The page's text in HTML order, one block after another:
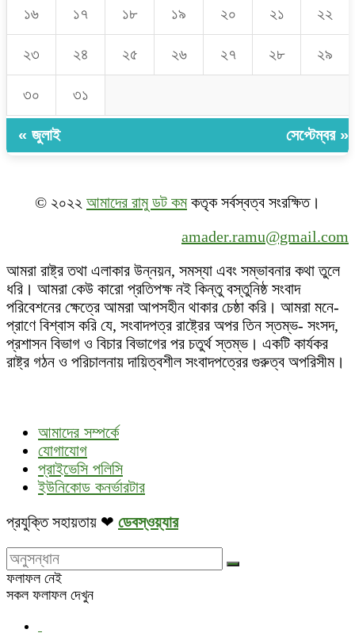
১৬ ১৭ ১৮ ১৯ ২০ ২১ ২২
২৩ ২৪ ২৫ ২৬ ২৭ ২৮ ২৯
৩০ ৩১
« জুলাই সেপ্টেম্বর »
© ২০২২ আমাদের রামু ডট কমকতৃক সর্বস্বত্ব সংরক্ষিত।
amader.ramu@gmail.com
আমরা রাষ্ট্র তথা এলাকার উন্নয়ন, সমস্যা এবং সম্ভাবনার কথা তুলে
ধরি। আমরা কেউ কারো প্রতিপক্ষ নই কিন্তু বস্তুনিষ্ঠ সংবাদ
পরিবেশনের ক্ষেত্রে আমরা আপসহীন থাকার চেষ্ঠা করি। আমরা মনে-
প্রাণে বিশ্বাস করি যে, সংবাদপত্র রাষ্ট্রের অপর তিন স্তম্ভ- সংসদ,
প্রশাসন বিভাগ ও বিচার বিভাগের পর চতুর্থ স্তম্ভ। একটি কার্যকর
রাষ্ট্র গঠন ও পরিচালনায় দায়িত্বশীল সংবাদপত্রের গুরুত্ব অপরিসীম।
আমাদের সম্পর্কে
যোগাযোগ
প্রাইভেসি পলিসি
ইউনিকোড কনর্ভারটার
প্রযুক্তি সহায়তায় ❤ ডেবস্ওয়্যার
ফলাফল নেই
সকল ফলাফল দেখুন